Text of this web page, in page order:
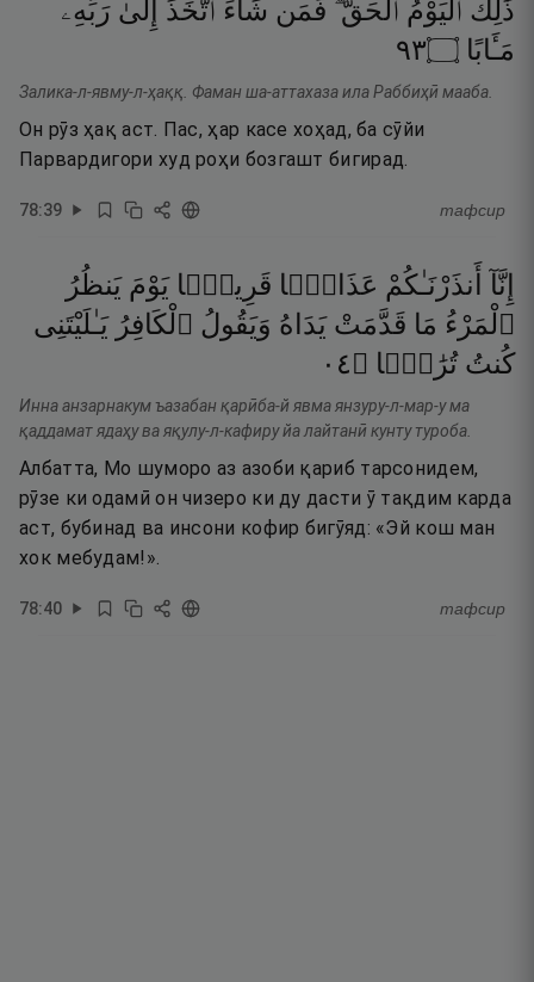
ذَٰلِكَ ٱلْيَوْمُ ٱلْحَقُّ ۖ فَمَن شَآءَ ٱتَّخَذَ إِلَىٰ رَبِّهِۦ
مَـَٔابًا ۝٣٩
Залика-л-явму-л-ҳаққ. Фаман ша-аттахаза ила Раббиҳӣ мааба.
Он рӯз ҳақ аст. Пас, ҳар касе хоҳад, ба сӯйи
Парвардигори худ роҳи бозгашт бигирад.
78:39 тафсир
إِنَّآ أَنذَرْنَـٰكُمْ عَذَابًۭا قَرِيبًۭا يَوْمَ يَنظُرُ
ٱلْمَرْءُ مَا قَدَّمَتْ يَدَاهُ وَيَقُولُ ٱلْكَافِرُ يَـٰلَيْتَنِى
كُنتُ تُرَٰبًۢا ۝٤٠
Инна анзарнакум ъазабан қарӣба-й явма янзуру-л-мар-у ма
қаддамат ядаҳу ва яқулу-л-кафиру йа лайтанӣ кунту туроба.
Албатта, Мо шуморо аз азоби қариб тарсонидем,
рӯзе ки одамӣ он чизеро ки ду дасти ӯ тақдим карда
аст, бубинад ва инсони кофир бигӯяд: «Эй кош ман
хок мебудам!».
78:40 тафсир